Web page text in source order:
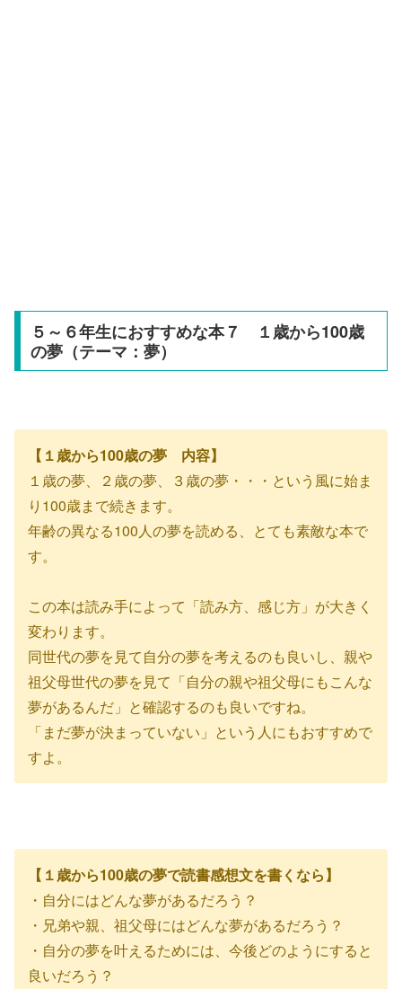
５～６年生におすすめな本７ １歳から100歳
の夢（テーマ：夢）
【１歳から100歳の夢 内容】
１歳の夢、２歳の夢、３歳の夢・・・という風に始ま
り100歳まで続きます。
年齢の異なる100人の夢を読める、とても素敵な本で
す。
この本は読み手によって「読み方、感じ方」が大きく
変わります。
同世代の夢を見て自分の夢を考えるのも良いし、親や
祖父母世代の夢を見て「自分の親や祖父母にもこんな
夢があるんだ」と確認するのも良いですね。
「まだ夢が決まっていない」という人にもおすすめで
すよ。
【１歳から100歳の夢で読書感想文を書くなら】
・自分にはどんな夢があるだろう？
・兄弟や親、祖父母にはどんな夢があるだろう？
・自分の夢を叶えるためには、今後どのようにすると
良いだろう？